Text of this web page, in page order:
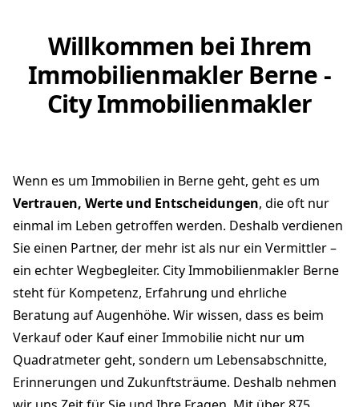
Willkommen bei Ihrem
Immobilienmakler Berne -
City Immobilienmakler
Wenn es um Immobilien in Berne geht, geht es um
Vertrauen, Werte und Entscheidungen, die oft nur
einmal im Leben getroffen werden. Deshalb verdienen
Sie einen Partner, der mehr ist als nur ein Vermittler –
ein echter Wegbegleiter. City Immobilienmakler Berne
steht für Kompetenz, Erfahrung und ehrliche
Beratung auf Augenhöhe. Wir wissen, dass es beim
Verkauf oder Kauf einer Immobilie nicht nur um
Quadratmeter geht, sondern um Lebensabschnitte,
Erinnerungen und Zukunftsträume. Deshalb nehmen